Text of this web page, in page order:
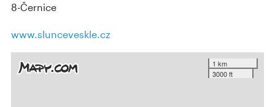
8-Černice
www.slunceveskle.cz
1 km
3000 ft